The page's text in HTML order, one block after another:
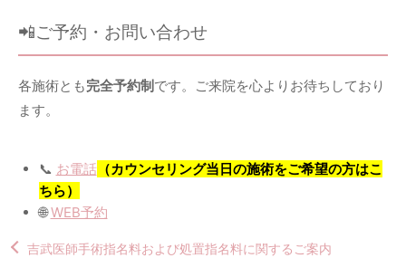
📲ご予約・お問い合わせ
各施術とも完全予約制です。ご来院を心よりお待ちしており
ます。
📞 お電話（カウンセリング当日の施術をご希望の方はこ
ちら）
🌐WEB予約
吉武医師手術指名料および処置指名料に関するご案内